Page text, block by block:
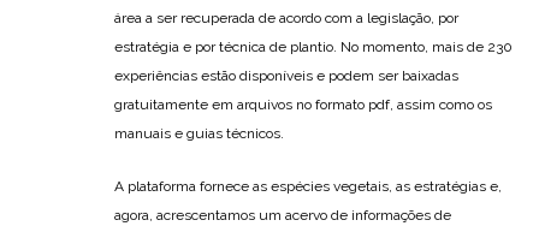
área a ser recuperada de acordo com a legislação, por
estratégia e por técnica de plantio. No momento, mais de 230
experiências estão disponíveis e podem ser baixadas
gratuitamente em arquivos no formato pdf, assim como os
manuais e guias técnicos.
A plataforma fornece as espécies vegetais, as estratégias e,
agora, acrescentamos um acervo de informações de